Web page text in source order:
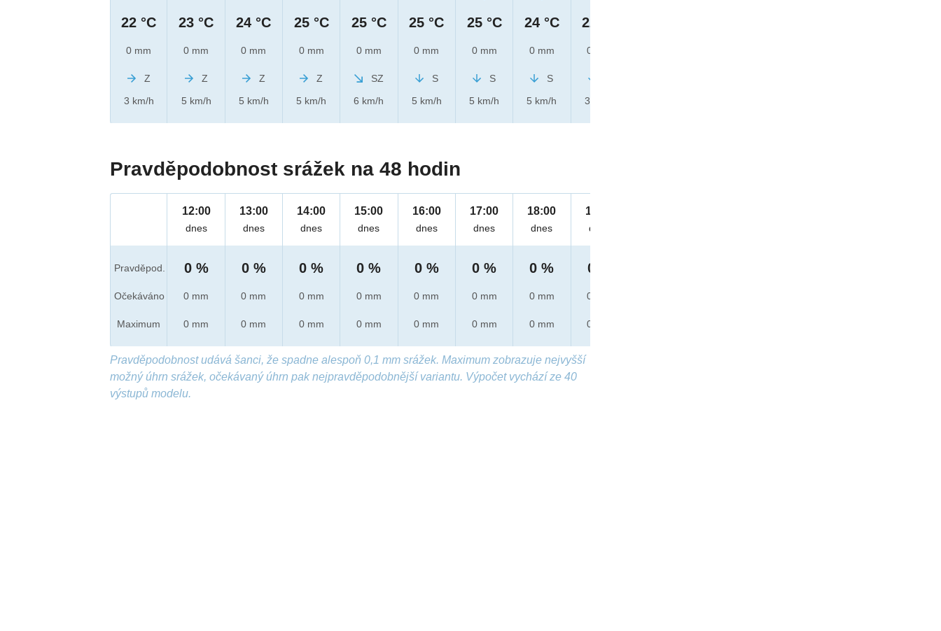
22 °C
0 mm
Z
3 km/h
23 °C
0 mm
Z
5 km/h
24 °C
0 mm
Z
5 km/h
25 °C
0 mm
Z
5 km/h
25 °C
0 mm
SZ
6 km/h
25 °C
0 mm
S
5 km/h
25 °C
0 mm
S
5 km/h
24 °C
0 mm
S
5 km/h
22 °C
0 mm
3 km/h
Pravděpodobnost srážek na 48 hodin
Pravděpod.
Očekáváno
Maximum
12:00
dnes
0 %
0 mm
0 mm
13:00
dnes
0 %
0 mm
0 mm
14:00
dnes
0 %
0 mm
0 mm
15:00
dnes
0 %
0 mm
0 mm
16:00
dnes
0 %
0 mm
0 mm
17:00
dnes
0 %
0 mm
0 mm
18:00
dnes
0 %
0 mm
0 mm
19:00
dnes
0 %
0 mm
0 mm
Pravděpodobnost udává šanci, že spadne alespoň 0,1 mm srážek. Maximum zobrazuje nejvyšší
možný úhrn srážek, očekávaný úhrn pak nejpravděpodobnější variantu. Výpočet vychází ze 40
výstupů modelu.